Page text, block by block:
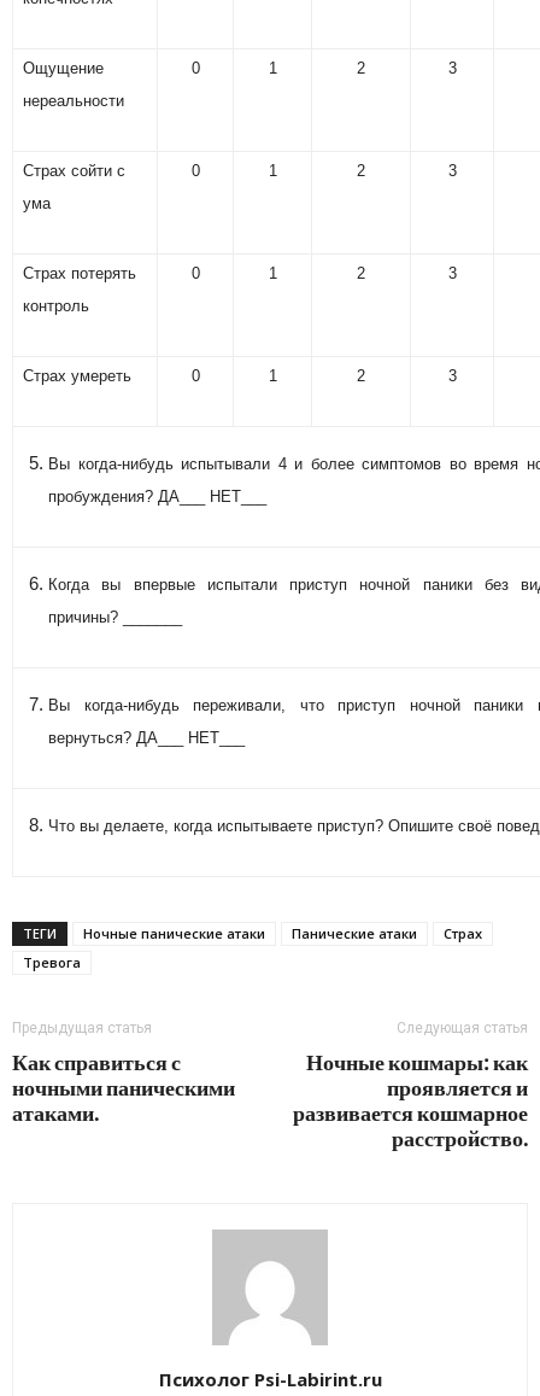
Ощущение
нереальности
0 1 2 3
Страх сойти с
ума
0 1 2 3
Страх потерять
контроль
0 1 2 3
Страх умереть 0 1 2 3
Вы когда-нибудь испытывали 4 и более симптомов во время
пробуждения? ДА___ НЕТ___
Когда вы впервые испытали приступ ночной паники без
причины? _______
Вы когда-нибудь переживали, что приступ ночной паники
вернуться? ДА___ НЕТ___
Что вы делаете, когда испытываете приступ? Опишите своё
ТЕГИ Ночные панические атаки Панические атаки
Страх
Тревога
Предыдущая статья
Как справиться с
ночными паническими
атаками.
Следующая статья
Ночные кошмары: как
проявляется и
развивается кошмарное
расстройство.
Психолог Psi-Labirint.ru